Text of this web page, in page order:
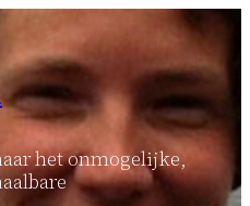
het onmogelijke,